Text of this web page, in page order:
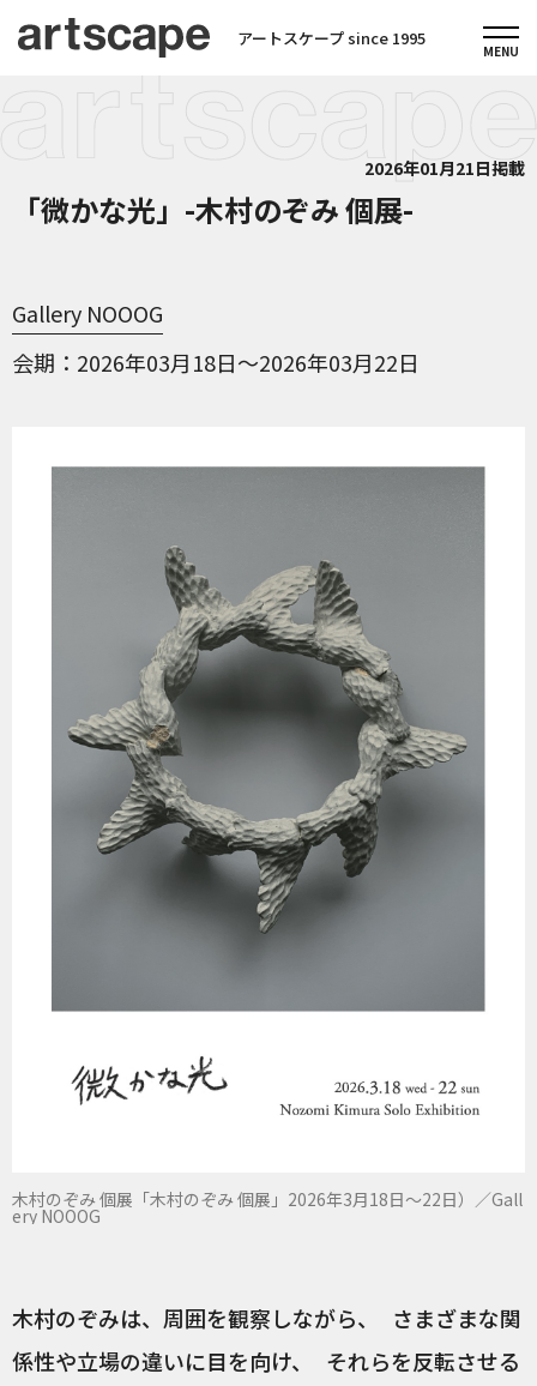
アートスケープ since 1995
2026年01月21日掲載
「微かな光」-木村のぞみ 個展-
Gallery NOOOG
会期
2026年03月18日～2026年03月22日
木村のぞみ 個展「木村のぞみ 個展」2026年3月18日〜22日）／Gall
ery NOOOG
木村のぞみは、周囲を観察しながら、 さまざまな関
係性や立場の違いに目を向け、 それらを反転させる